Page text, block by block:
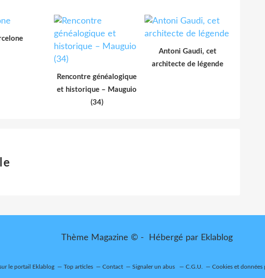
Rencontre généalogique
et historique – Mauguio
(34)
Antoni Gaudi, cet
architecte de légende
Thème Magazine © - Hébergé par Eklablog
le portail Eklablog Top articles Contact Signaler un abus C.G.U. Cookies et données